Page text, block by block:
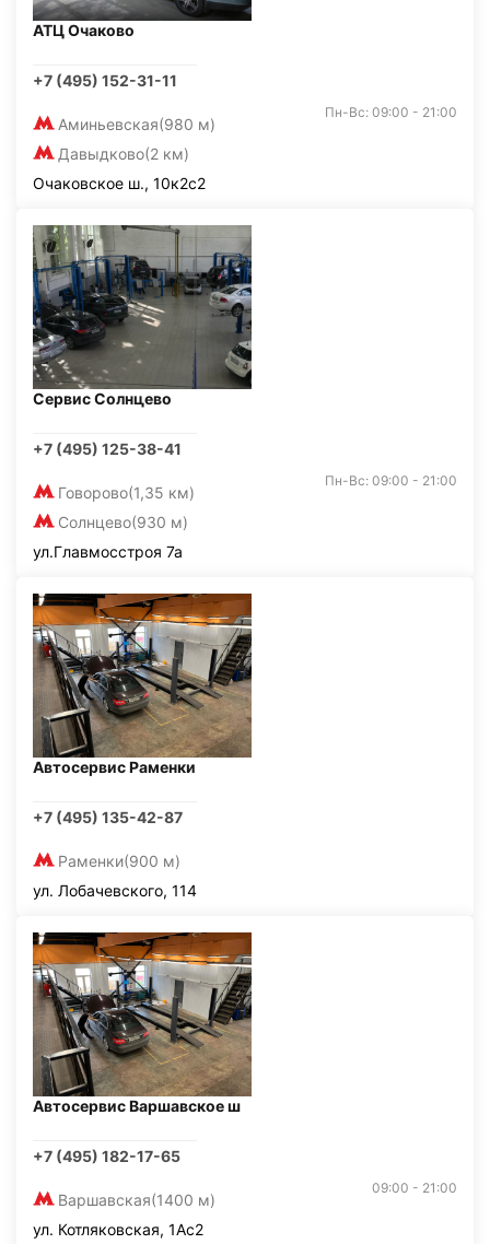
АТЦ Очаково
+7 (495) 152-31-11
Аминьевская(980 м)
Давыдково(2 км)
Пн-Вс: 09:00 - 21:00
Очаковское ш., 10к2с2
Сервис Солнцево
+7 (495) 125-38-41
Говорово(1,35 км)
Солнцево(930 м)
Пн-Вс: 09:00 - 21:00
ул.Главмосстроя 7а
Автосервис Раменки
+7 (495) 135-42-87
Раменки(900 м)
ул. Лобачевского, 114
Автосервис Варшавское ш
+7 (495) 182-17-65
Варшавская(1400 м)
09:00 - 21:00
ул. Котляковская, 1Ас2